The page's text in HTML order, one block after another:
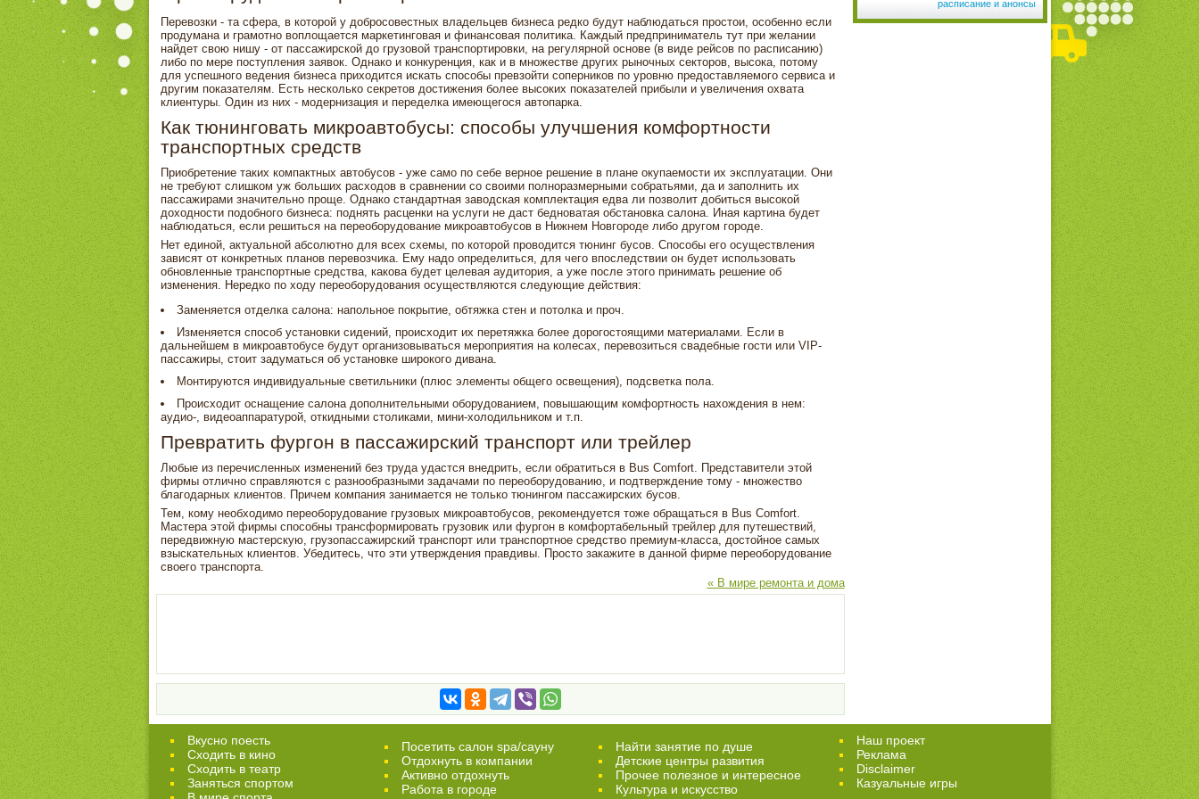
Перевозки - та сфера, в которой у добросовестных владельцев бизнеса редко будут наблюдаться простои, особенно если
продумана и грамотно воплощается маркетинговая и финансовая политика. Каждый предприниматель тут при желании
найдет свою нишу - от пассажирской до грузовой транспортировки, на регулярной основе (в виде рейсов по расписанию)
либо по мере поступления заявок. Однако и конкуренция, как и в множестве других рыночных секторов, высока, потому
для успешного ведения бизнеса приходится искать способы превзойти соперников по уровню предоставляемого сервиса и
другим показателям. Есть несколько секретов достижения более высоких показателей прибыли и увеличения охвата
клиентуры. Один из них - модернизация и переделка имеющегося автопарка.
Как тюнинговать микроавтобусы: способы улучшения комфортности
транспортных средств
Приобретение таких компактных автобусов - уже само по себе верное решение в плане окупаемости их эксплуатации. Они
не требуют слишком уж больших расходов в сравнении со своими полноразмерными собратьями, да и заполнить их
пассажирами значительно проще. Однако стандартная заводская комплектация едва ли позволит добиться высокой
доходности подобного бизнеса: поднять расценки на услуги не даст бедноватая обстановка салона. Иная картина будет
наблюдаться, если решиться на переоборудование микроавтобусов в Нижнем Новгороде либо другом городе.
Нет единой, актуальной абсолютно для всех схемы, по которой проводится тюнинг бусов. Способы его осуществления
зависят от конкретных планов перевозчика. Ему надо определиться, для чего впоследствии он будет использовать
обновленные транспортные средства, какова будет целевая аудитория, а уже после этого принимать решение об
изменения. Нередко по ходу переоборудования осуществляются следующие действия:
Заменяется отделка салона: напольное покрытие, обтяжка стен и потолка и проч.
Изменяется способ установки сидений, происходит их перетяжка более дорогостоящими материалами. Если в
дальнейшем в микроавтобусе будут организовываться мероприятия на колесах, перевозиться свадебные гости или VIP-
пассажиры, стоит задуматься об установке широкого дивана.
Монтируются индивидуальные светильники (плюс элементы общего освещения), подсветка пола.
Происходит оснащение салона дополнительными оборудованием, повышающим комфортность нахождения в нем:
аудио-, видеоаппаратурой, откидными столиками, мини-холодильником и т.п.
Превратить фургон в пассажирский транспорт или трейлер
Любые из перечисленных изменений без труда удастся внедрить, если обратиться в Bus Comfort. Представители этой
фирмы отлично справляются с разнообразными задачами по переоборудованию, и подтверждение тому - множество
благодарных клиентов. Причем компания занимается не только тюнингом пассажирских бусов.
Тем, кому необходимо переоборудование грузовых микроавтобусов, рекомендуется тоже обращаться в Bus Comfort.
Мастера этой фирмы способны трансформировать грузовик или фургон в комфортабельный трейлер для путешествий,
передвижную мастерскую, грузопассажирский транспорт или транспортное средство премиум-класса, достойное самых
взыскательных клиентов. Убедитесь, что эти утверждения правдивы. Просто закажите в данной фирме переоборудование
своего транспорта.
« В мире ремонта и дома
расписание и анонсы
Вкусно поесть
Сходить в кино
Cходить в театр
Заняться спортом
Посетить салон spa/сауну
Отдохнуть в компании
Активно отдохнуть
Работа в городе
Найти занятие по душе
Детские центры развития
Прочее полезное и интересное
Культура и искусство
Наш проект
Реклама
Disclaimer
Казуальные игры